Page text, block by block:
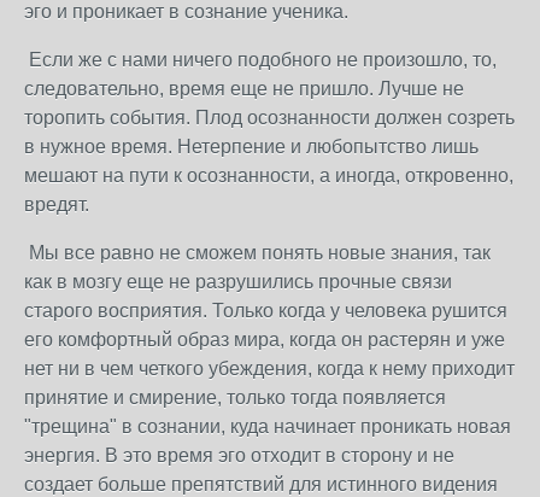
эго и проникает в сознание ученика.
Если же с нами ничего подобного не произошло, то,
следовательно, время еще не пришло. Лучше не
торопить события. Плод осознанности должен созреть
в нужное время. Нетерпение и любопытство лишь
мешают на пути к осознанности, а иногда, откровенно,
вредят.
Мы все равно не сможем понять новые знания, так
как в мозгу еще не разрушились прочные связи
старого восприятия. Только когда у человека рушится
его комфортный образ мира, когда он растерян и уже
нет ни в чем четкого убеждения, когда к нему приходит
принятие и смирение, только тогда появляется
"трещина" в сознании, куда начинает проникать новая
энергия. В это время эго отходит в сторону и не
создает больше препятствий для истинного видения